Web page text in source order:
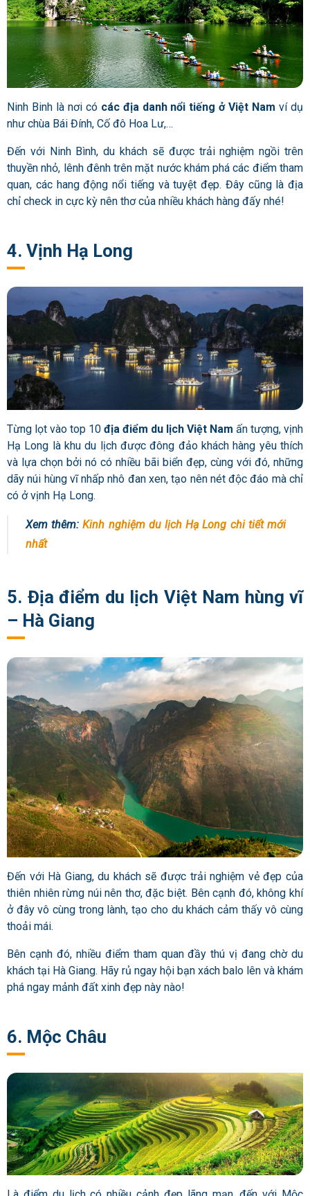
Ninh Binh là nơi có các địa danh nổi tiếng ở Việt Namví dụ
như chùa Bái Đính, Cố đô Hoa Lư,…
Đến với Ninh Bình, du khách sẽ được trải nghiệm ngồi trên
thuyền nhỏ, lênh đênh trên mặt nước khám phá các điểm tham
quan, các hang động nổi tiếng và tuyệt đẹp. Đây cũng là địa
chỉ check in cực kỳ nên thơ của nhiều khách hàng đấy nhé!
4. Vịnh Hạ Long
Từng lọt vào top 10 địa điểm du lịch Việt Nam ấn tượng, vịnh
Hạ Long là khu du lịch được đông đảo khách hàng yêu thích
và lựa chọn bởi nó có nhiều bãi biển đẹp, cùng với đó, những
dãy núi hùng vĩ nhấp nhô đan xen, tạo nên nét độc đáo mà chỉ
có ở vịnh Hạ Long.
Xem thêm:Kinh nghiệm du lịch Hạ Long chi tiết mới
nhất
5. Địa điểm du lịch Việt Nam hùng vĩ
– Hà Giang
Đến với Hà Giang, du khách sẽ được trải nghiệm vẻ đẹp của
thiên nhiên rừng núi nên thơ, đặc biệt. Bên cạnh đó, không khí
ở đây vô cùng trong lành, tạo cho du khách cảm thấy vô cùng
thoải mái.
Bên cạnh đó, nhiều điểm tham quan đầy thú vị đang chờ du
khách tại Hà Giang. Hãy rủ ngay hội bạn xách balo lên và khám
phá ngay mảnh đất xinh đẹp này nào!
6. Mộc Châu